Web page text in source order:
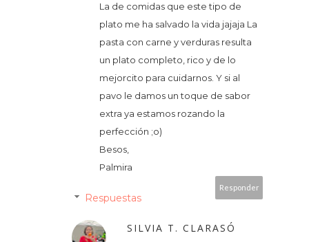
La de comidas que este tipo de
plato me ha salvado la vida jajaja La
pasta con carne y verduras resulta
un plato completo, rico y de lo
mejorcito para cuidarnos. Y si al
pavo le damos un toque de sabor
extra ya estamos rozando la
perfección ;o)
Besos,
Palmira
Responder
Respuestas
SILVIA T. CLARASÓ